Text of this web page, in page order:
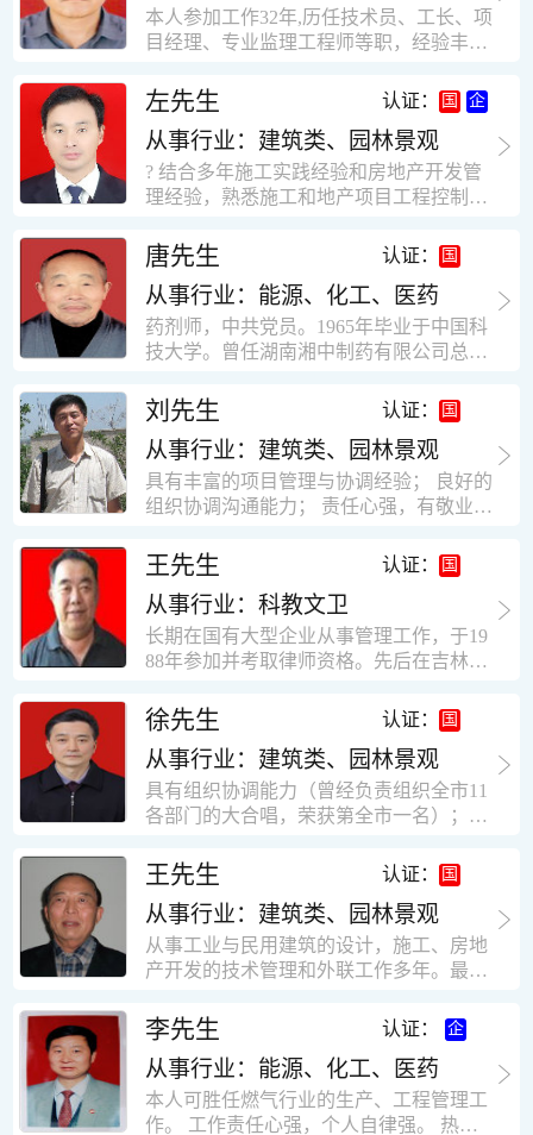
实、厚重的学风。为人正直、诚信、稳
重。有强烈的上进心、事业心。有很强的
工作学习认真踏实，能够吃苦耐劳，责任
心强。 性格外向、开朗，有良好的人
际关系和一定的组织能力。做事认真负
责、积极肯干。我有信心在今后的工作岗
位上发挥自己的才能!积极的人生观，在我
的字典中没有“放弃”，始终坚信只要努力
快掌握一种新事物的能力。我的格言：也
许我不是最好的，但我会做得更好。知识
面广泛，头脑灵活，思维开阔敏捷，极富
创新精神。
本人参加工作32年,历任技术员、工长、项
目经理、专业监理工程师等职，经验丰
计，工程经济技术分析，能适应建筑行业
各种岗位，组织协调能力强，技术全面，
适用工地管理． 本人1978年高中毕业，同
年参加工作，至今已在建筑行业工作了30
年。从1978年进入本县建筑公司学徒开始
目经理、专业监理工程师等职。 管理过许
多各种结构的工业及民用建筑。1984年至
1986年就职于新疆乌鲁木齐铁路局劳动服
务公司建筑三工区任技术员。参于管理的
项目有：职工居乐部游艺楼，4000平方，
砖混结构。职工电教楼，8000平方，框架
方。1987至1981988年爱聘于郑州市荥阳
第二建筑公司，任郑州市天然气公司基地
建设项目施工员。该项目有15层办公楼及
裙楼一栋8000平方。框架结构。住宅楼4
栋16000平方，6层砖混结构。1989年至19
术负责人，该项目为水泥生产线，该项目
有圆形连体熟料仓12，每个直径9米高41
米，砖混结构，皮带运输走廊一个，框架
结构长185米，高5.2米的框架结构。1991
年调入新乡市新营建筑公司历任：七里三
营乡刘庄火力发电厂项目经理，该项目有
平方装配式工业厂房，焦作市林果住宅小
区项目经理，该项目有住宅楼9栋6层砖混
结构，总建筑面积36000平方米。2004年
限公司专业监理工程师，广东重工监理有
限公司任专业监理工程师，监督的工程
有：广东东莞市花润雪花啤酒厂二期扩建
工程，该工程有钢结构工业厂房2栋，每
栋9000平方米。东莞市新世纪花苑，该工
场；一栋17层。2栋总面积32000平方米，
框架结构。南奥园金州商业步行街等工
程。30年的工作经验积累，使自己能适应
建筑行业的多种工作岗位。
左先生 认证：
从事行业：建筑类、园林景观
? 结合多年施工实践经验和房地产开发管
理经验，熟悉施工和地产项目工程控制要
意识，丰富的经营理念和管理手段，能独
立处理各种工程技术问题；具有较强的沟
通协调能力和组织管理能力； ? 近十多年
的房地产方面工作经验，现任职江苏雨润
农产品集团南昌公司副总经理兼工程总工
识，能够合理高效的做好企业内部管理和
人员结构调整；具有大型工程及房地产公
司管理经验，以及公关的能力和商务谈判
能力。 ? 自认为是个有良好职业道德、有
责任心、有敬业精神，能承受巨大工作压
力的职业经理人！……
唐先生 认证：
从事行业：能源、化工、医药
药剂师，中共党员。1965年毕业于中国科
技大学。曾任湖南湘中制药有限公司总工
员、理事。高级工程师，执业药师，中国
药学会高级会员。享受国务院津贴专家。
丙戊酸镁缓释片及其制备工艺国家发明专
利人。
刘先生 认证：
从事行业：建筑类、园林景观
具有丰富的项目管理与协调经验； 良好的
组织协调沟通能力； 责任心强，有敬业创
闭路电视监控系统、防盗报警系统、门禁
一卡通系统、停车场管理系统、巡更系
统、远程抄表系统等相关系统主流产品，
有较强的售前技术支持能力，并具有较丰
富的设备调试经验； 能独立完成系统集成
建与扩充经验，并具备教育训练能力；
王先生 认证：
从事行业：科教文卫
长期在国有大型企业从事管理工作，于19
88年参加并考取律师资格。先后在吉林油
辽宁华夏律师事务所和辽宁鑫诺律师事务
所执业。王律师在数十年的执业经历中，
多次与美国、英国、香港、北京、深圳等
地的律师共同办理法律事务。 对民商事的
诉讼和非诉讼的合同纠纷、劳动纠纷、债
对刑事案件、仲裁案件都颇有造诣。尤其
擅长处理涉及公司管理、企业改制，资产
收购重组等法律业务。王律师有多篇学术
论文在省部级会议和刊物上发表。数十年
的执业经历中，王律师经办了数百起诉讼
和非诉讼案件，取得了较好的经济效益和
律师一贯的工作作风；法律第一和当事人
合法权益第一，忠诚和敬业是王福营律师
的永恒的追求。
徐先生 认证：
从事行业：建筑类、园林景观
具有组织协调能力（曾经负责组织全市11
各部门的大合唱，荣获第全市一名）；知
等领域）；实际工作能力强，且经验丰
富。
王先生 认证：
从事行业：建筑类、园林景观
从事工业与民用建筑的设计，施工、房地
产开发的技术管理和外联工作多年。最大
最高26层。基础理论和专业技术知识功底
深厚，能熟练从事复杂技术工程的设计与
计算工作，有丰富的大中型工程项目的施
工技术经验。知识广博，设计、施工、予
决算、资产评估等都有较深造诣。曾独立
李先生 认证：
从事行业：能源、化工、医药
本人可胜任燃气行业的生产、工程管理工
作。 工作责任心强，个人自律强。 热爱